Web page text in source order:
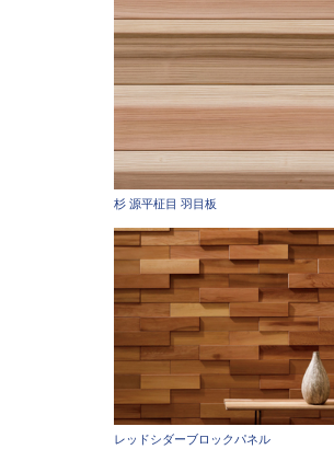
杉 源平柾目 羽目板
レッドシダーブロックパネル